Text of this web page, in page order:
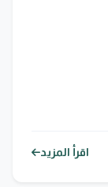
اقرأ المزيد